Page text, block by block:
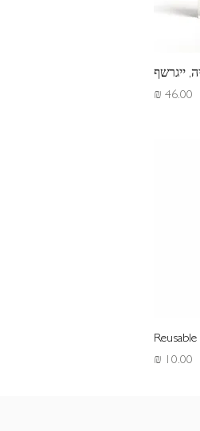
ייגרשף
מחיר
מחיר